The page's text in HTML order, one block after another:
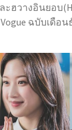
ะฮวางอินยอบ
ฉบับเดือ